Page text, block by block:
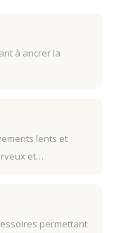
à ancrer la
lents et
et…
permettant